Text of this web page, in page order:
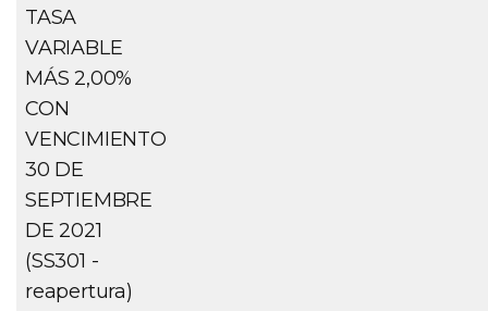
TASA
VARIABLE
MÁS 2,00%
CON
VENCIMIENTO
30 DE
SEPTIEMBRE
DE 2021
(SS301 -
reapertura)